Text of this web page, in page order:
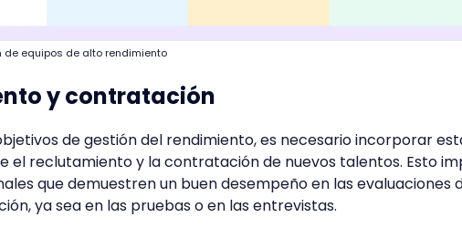
de equipos de alto rendimiento
y contratación
de gestión del rendimiento, es necesario incorporar
el reclutamiento y la contratación de nuevos talentos. Esto
que demuestren un buen desempeño en las evaluaciones
ya sea en las pruebas o en las entrevistas.